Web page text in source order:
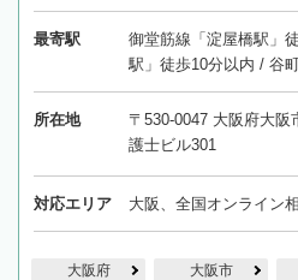
最寄駅
御堂筋線「淀屋橋駅」
駅」徒歩10分以内 / 谷
所在地
〒530-0047 大阪府大阪
護士ビル301
対応エリア 大阪、全国オンライン
大阪府 大阪市